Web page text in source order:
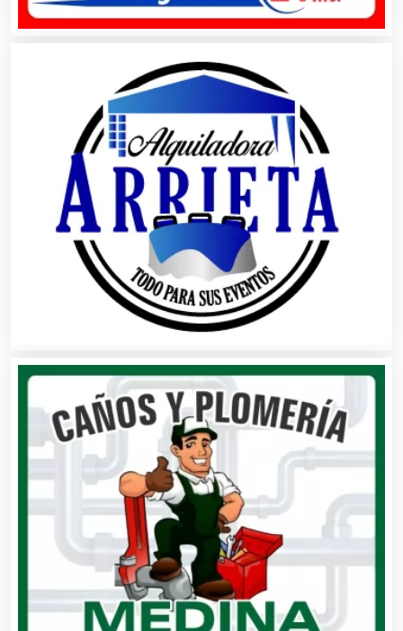
Banquetes
Bares y Cantinas
Basculas
Bebidas
Belleza
Bordados y Estampados
Boutiques
Buceo
Cafeterías
Cajas de Ahorro
Cámaras de Comercio